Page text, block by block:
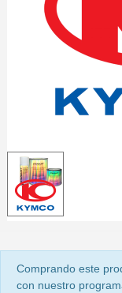
Comprando este
con nuestro